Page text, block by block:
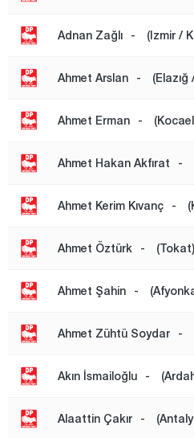
Bolu
Bursa
Çanakkale
Çorum
Denizli
Düzce
Edirne
Erzincan
Erzurum
Gaziantep
Adnan Zağlı - (Izmir /
Ahmet Arslan -
Ahmet Erman -
Ahmet Hakan Akfırat -
Ahmet Kerim Kıvanç -
Ahmet Öztürk - (Tokat)
Ahmet Şahin -
Ahmet Zühtü Soydar -
Akın İsmailoğlu -
Alaattin Çakır -